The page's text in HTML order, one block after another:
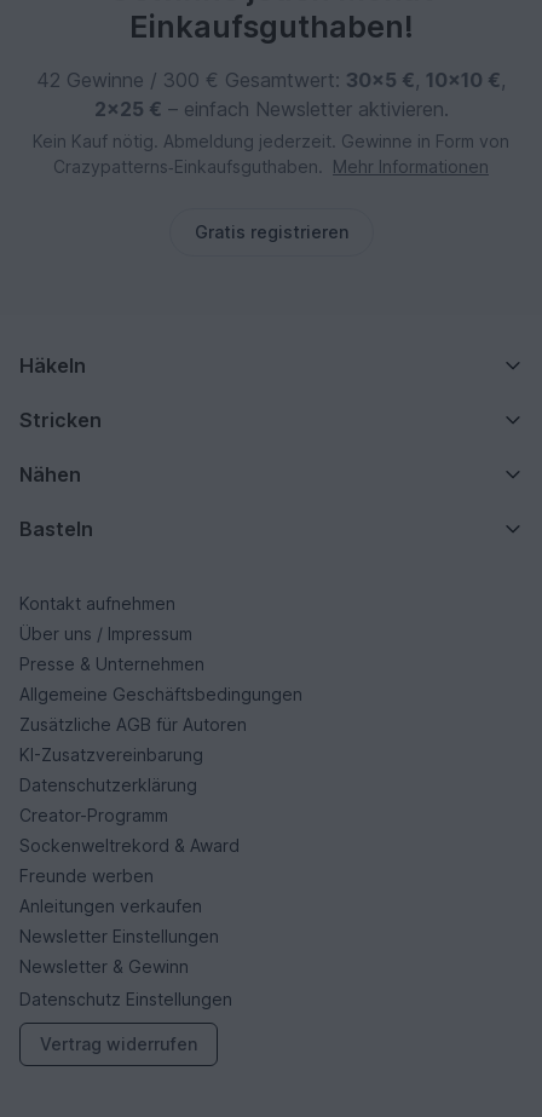
Einkaufsguthaben!
42 Gewinne / 300 € Gesamtwert: 30×5 €, 10×10 €,
2×25 € – einfach Newsletter aktivieren.
Kein Kauf nötig. Abmeldung jederzeit. Gewinne in Form von
Crazypatterns‑Einkaufsguthaben.
Mehr Informationen
Gratis registrieren
Häkeln
Stricken
Nähen
Basteln
Kontakt aufnehmen
Über uns / Impressum
Presse & Unternehmen
Allgemeine Geschäftsbedingungen
Zusätzliche AGB für Autoren
KI-Zusatzvereinbarung
Datenschutzerklärung
Creator-Programm
Sockenweltrekord & Award
Freunde werben
Anleitungen verkaufen
Newsletter Einstellungen
Newsletter & Gewinn
Datenschutz Einstellungen
Vertrag widerrufen